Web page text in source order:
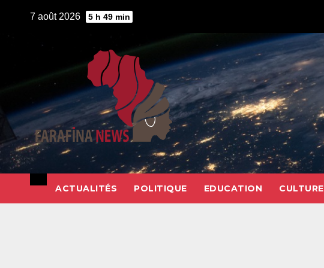
7 août 2026 5 h 49 min
ACTUALITÉS POLITIQUE EDUCATION CULTURE